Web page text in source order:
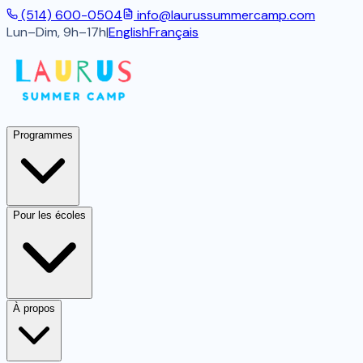
(514) 600-0504
info@laurussummercamp.com
Lun–Dim, 9h–17h|EnglishFrançais
Programmes
Pour les écoles
À propos